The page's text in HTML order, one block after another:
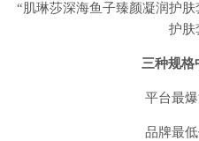
“肌琳莎深海鱼子臻颜凝润护
护肤
三种规格
平台最
品牌最